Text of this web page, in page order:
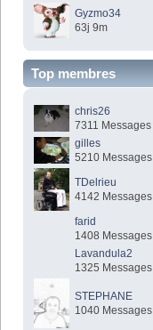
Gyzmo34
63j 9m
Top membres
chris26
7311 Messages
gilles
5210 Messages
TDelrieu
4142 Messages
farid
1408 Messages
Lavandula2
1325 Messages
STEPHANE
1040 Messages